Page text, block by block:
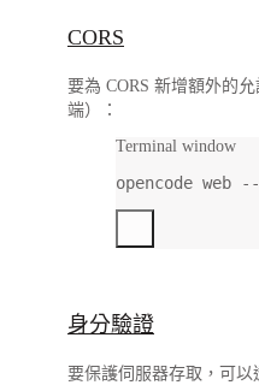
CORS
要為 CORS 新增額外的
端）：
Terminal window
opencode web
身分驗證
要保護伺服器存取，可以